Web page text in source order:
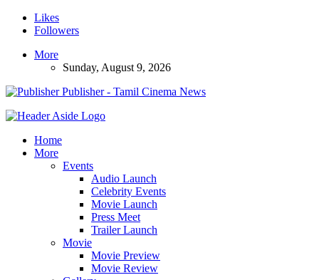
Likes
Followers
More
Sunday, August 9, 2026
Publisher - Tamil Cinema News
Home
More
Events
Audio Launch
Celebrity Events
Movie Launch
Press Meet
Trailer Launch
Movie
Movie Preview
Movie Review